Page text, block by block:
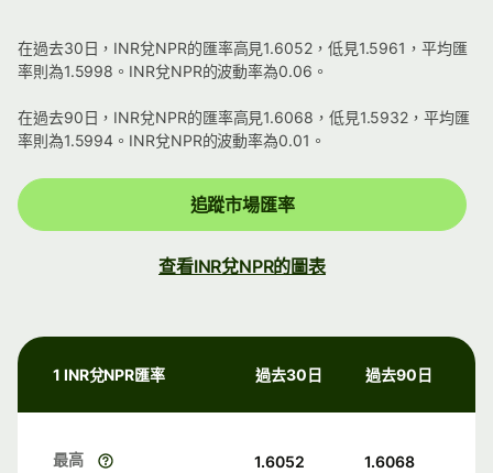
在過去30日，INR兌NPR的匯率高見1.6052，低見1.5961，平均匯
率則為1.5998。INR兌NPR的波動率為0.06。
在過去90日，INR兌NPR的匯率高見1.6068，低見1.5932，平均匯
率則為1.5994。INR兌NPR的波動率為0.01。
追蹤市場匯率
查看INR兌NPR的圖表
1 INR兌NPR匯率 過去30日 過去90日
最高 1.6052 1.6068